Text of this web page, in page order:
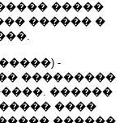
�����
������ �
-
���������
������
����